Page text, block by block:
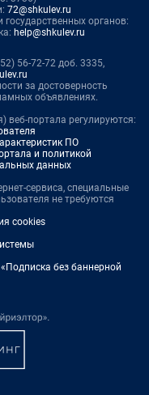
72@shkulev.ru
органов:
help@shkulev.ru
56-72-72 доб. 3335,
за достоверность
объявлениях.
веб-портала регулируются:
ПО
и политикой
данных
сервиса, специальные
не требуются
cookies
без баннерной